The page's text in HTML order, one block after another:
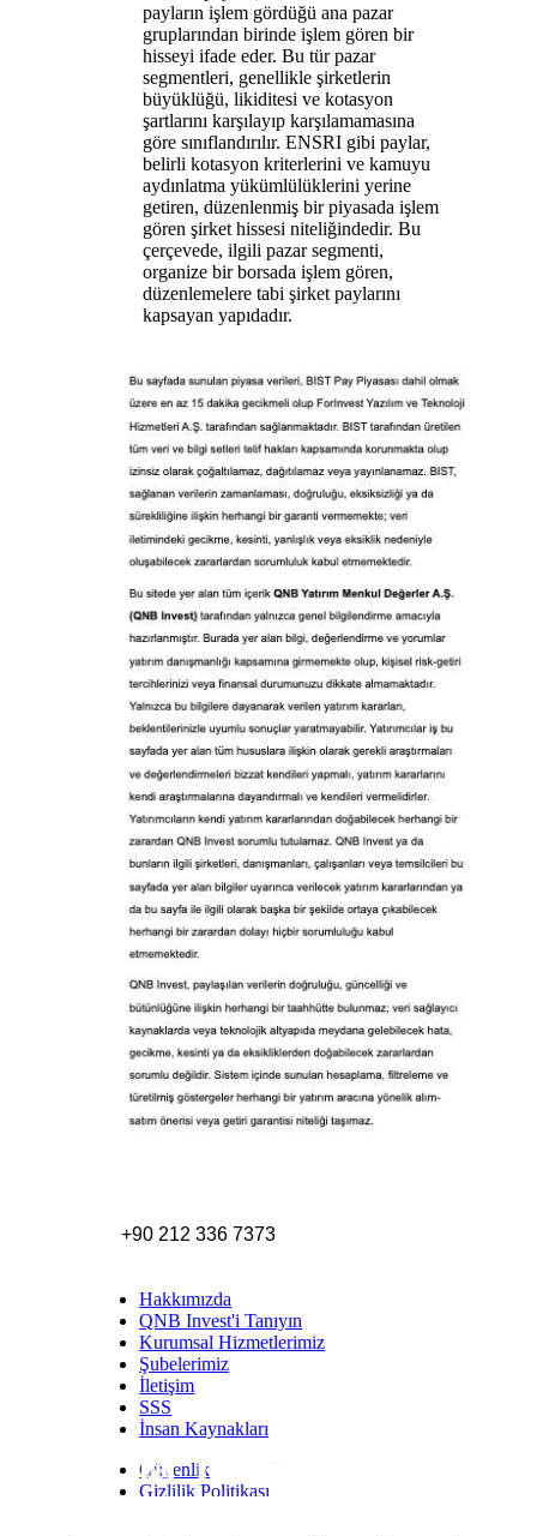
payların işlem gördüğü ana pazar
gruplarından birinde işlem gören bir
hisseyi ifade eder. Bu tür pazar
segmentleri, genellikle şirketlerin
büyüklüğü, likiditesi ve kotasyon
şartlarını karşılayıp karşılamamasına
göre sınıflandırılır. ENSRI gibi paylar,
belirli kotasyon kriterlerini ve kamuyu
aydınlatma yükümlülüklerini yerine
getiren, düzenlenmiş bir piyasada işlem
gören şirket hissesi niteliğindedir. Bu
çerçevede, ilgili pazar segmenti,
organize bir borsada işlem gören,
düzenlemelere tabi şirket paylarını
kapsayan yapıdadır.
+90 212 336 7373
Hakkımızda
QNB Invest'i Tanıyın
Kurumsal Hizmetlerimiz
Şubelerimiz
İletişim
SSS
İnsan Kaynakları
Güvenlik
Gizlilik Politikası
TwittLinkYoutWhatsapp